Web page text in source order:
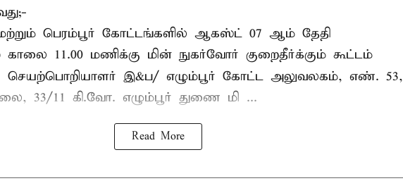
மற்றும் பெரம்பூர் கோட்டங்களில் ஆகஸ்ட் 07 ஆம் தேதி
11.00 மணிக்கு மின் நுகர்வோர் குறைதீர்க்கும் கூட்டம்
செயற்பொறியாளர் இ&ப/ எழும்பூர் கோட்ட அலுவலகம், எண். 53,
33/11 கி.வோ. எழும்பூர் துணை மி ...
Read More